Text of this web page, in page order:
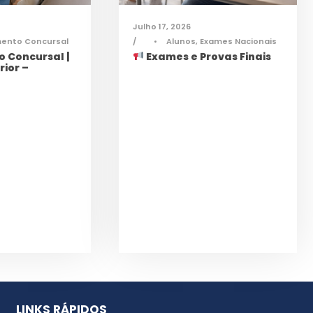
Concursal
Concursal |
–
Julho 17, 2026
•
Alunos, Exames Nacionais
Exames e Provas Finais